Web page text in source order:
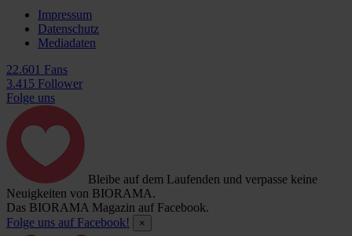
Impressum
Datenschutz
Mediadaten
22.601 Fans
3.415 Follower
Folge uns
Bleibe auf dem Laufenden und verpasse keine
Neuigkeiten von BIORAMA.
Das BIORAMA Magazin auf Facebook.
Folge uns auf Facebook!
×